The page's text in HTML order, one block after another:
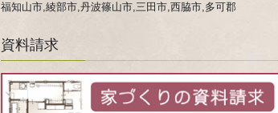
福知山市,綾部市,丹波篠山市,三田市,西脇市,多可郡
資料請求